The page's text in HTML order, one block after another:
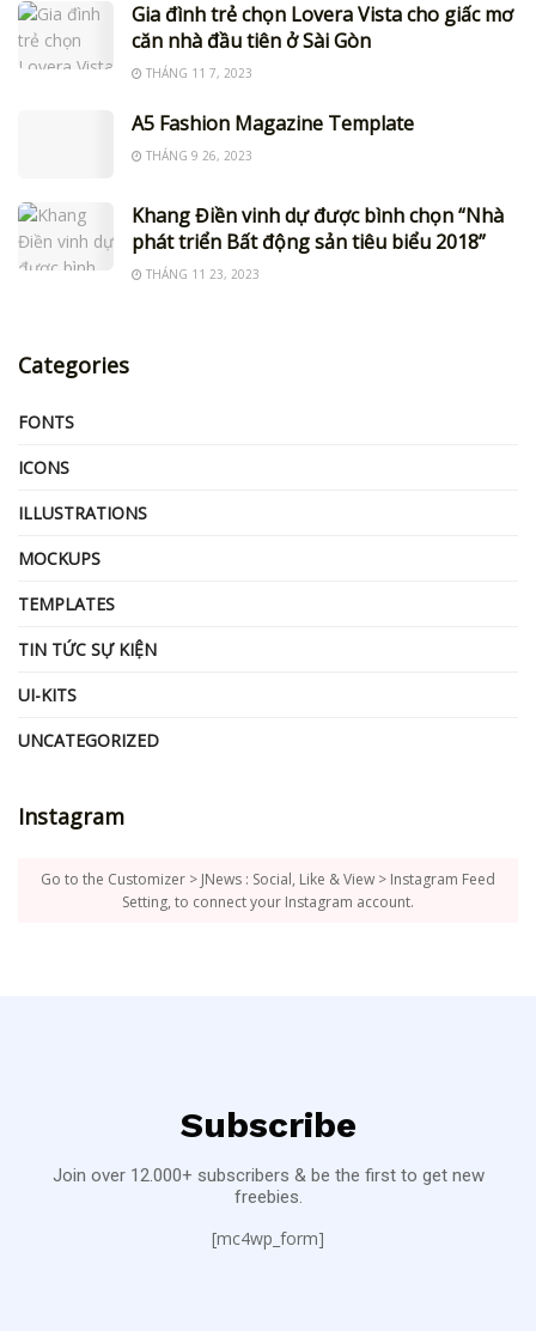
Gia đình trẻ chọn Lovera Vista cho giấc mơ
căn nhà đầu tiên ở Sài Gòn
THÁNG 11 7, 2023
A5 Fashion Magazine Template
THÁNG 9 26, 2023
Khang Điền vinh dự được bình chọn “Nhà
phát triển Bất động sản tiêu biểu 2018”
THÁNG 11 23, 2023
Categories
FONTS
ICONS
ILLUSTRATIONS
MOCKUPS
TEMPLATES
TIN TỨC SỰ KIỆN
UI-KITS
UNCATEGORIZED
Instagram
Go to the Customizer > JNews : Social, Like & View > Instagram Feed
Setting, to connect your Instagram account.
Subscribe
Join over 12.000+ subscribers & be the first to get new
freebies.
[mc4wp_form]